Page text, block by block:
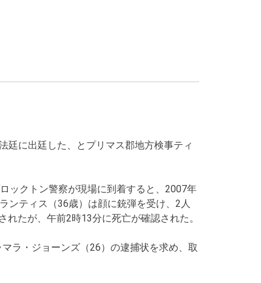
廷に出廷した、とプリマス郡地方検事ティ
ックトン警察が現場に到着すると、2007年
ンティス（36歳）は顔に銃弾を受け、2人
たが、午前2時13分に死亡が確認された。
ラ・ジョーンズ（26）の逮捕状を求め、取